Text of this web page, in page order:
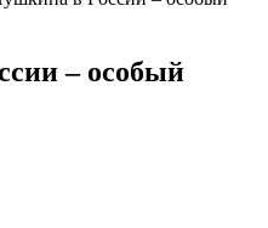
– особый